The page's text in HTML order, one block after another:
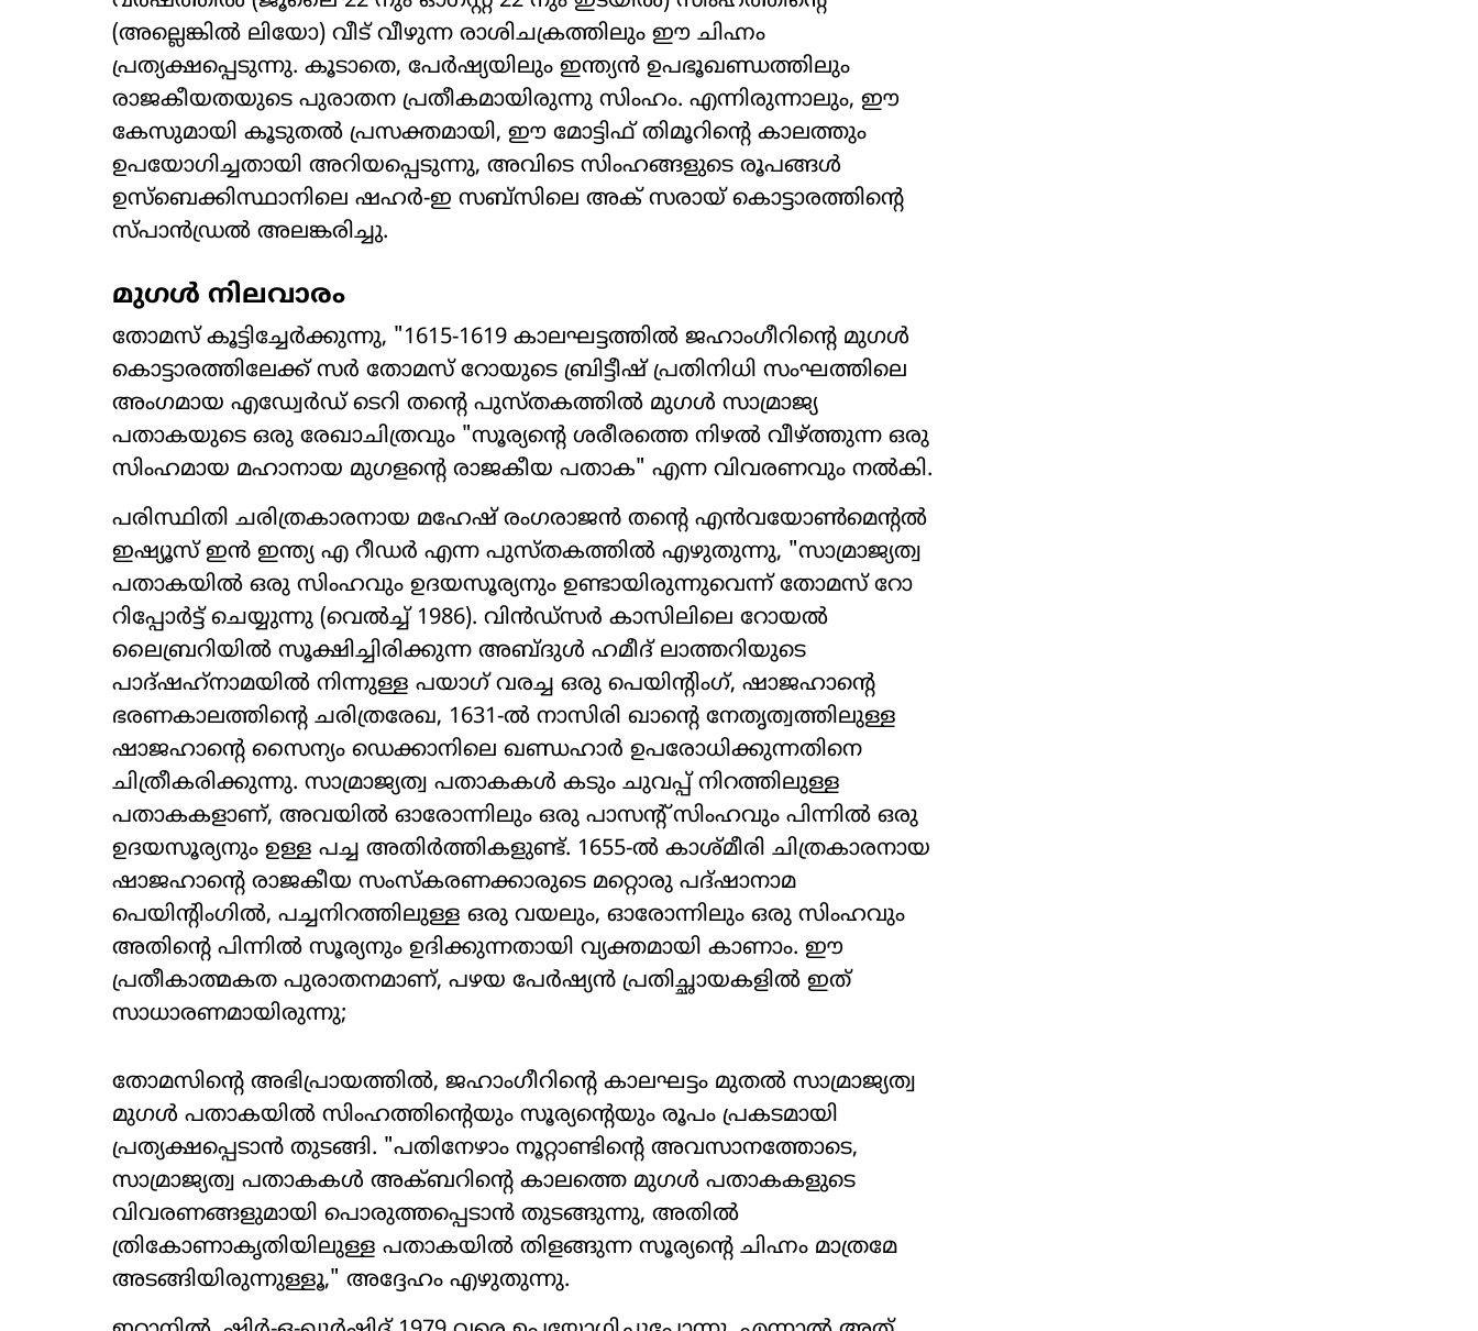
(അല്ലെങ്കിൽ ലിയോ) വീട് വീഴുന്ന രാശിചക്രത്തിലും ഈ ചിഹ്നം
പ്രത്യക്ഷപ്പെടുന്നു. കൂടാതെ, പേർഷ്യയിലും ഇന്ത്യൻ ഉപഭൂഖണ്ഡത്തിലും
രാജകീയതയുടെ പുരാതന പ്രതീകമായിരുന്നു സിംഹം. എന്നിരുന്നാലും, ഈ
കേസുമായി കൂടുതൽ പ്രസക്തമായി, ഈ മോട്ടിഫ് തിമൂറിന്റെ കാലത്തും
ഉപയോഗിച്ചതായി അറിയപ്പെടുന്നു, അവിടെ സിംഹങ്ങളുടെ രൂപങ്ങൾ
ഉസ്ബെക്കിസ്ഥാനിലെ ഷഹർ-ഇ സബ്സിലെ അക് സരായ് കൊട്ടാരത്തിന്റെ
സ്പാൻഡ്രൽ അലങ്കരിച്ചു.
മുഗൾ നിലവാരം
തോമസ് കൂട്ടിച്ചേർക്കുന്നു, "1615-1619 കാലഘട്ടത്തിൽ ജഹാംഗീറിന്റെ മുഗൾ
കൊട്ടാരത്തിലേക്ക് സർ തോമസ് റോയുടെ ബ്രിട്ടീഷ് പ്രതിനിധി സംഘത്തിലെ
അംഗമായ എഡ്വേർഡ് ടെറി തന്റെ പുസ്തകത്തിൽ മുഗൾ സാമ്രാജ്യ
പതാകയുടെ ഒരു രേഖാചിത്രവും "സൂര്യന്റെ ശരീരത്തെ നിഴൽ വീഴ്ത്തുന്ന ഒരു
സിംഹമായ മഹാനായ മുഗളന്റെ രാജകീയ പതാക" എന്ന വിവരണവും നൽകി.
പരിസ്ഥിതി ചരിത്രകാരനായ മഹേഷ് രംഗരാജൻ തന്റെ എൻവയോൺമെന്റൽ
ഇഷ്യൂസ് ഇൻ ഇന്ത്യ എ റീഡർ എന്ന പുസ്തകത്തിൽ എഴുതുന്നു, "സാമ്രാജ്യത്വ
പതാകയിൽ ഒരു സിംഹവും ഉദയസൂര്യനും ഉണ്ടായിരുന്നുവെന്ന് തോമസ് റോ
റിപ്പോർട്ട് ചെയ്യുന്നു (വെൽച്ച് 1986). വിൻഡ്‌സർ കാസിലിലെ റോയൽ
ലൈബ്രറിയിൽ സൂക്ഷിച്ചിരിക്കുന്ന അബ്ദുൾ ഹമീദ് ലാത്തറിയുടെ
പാദ്‌ഷഹ്‌നാമയിൽ നിന്നുള്ള പയാഗ് വരച്ച ഒരു പെയിന്റിംഗ്, ഷാജഹാന്റെ
ഭരണകാലത്തിന്റെ ചരിത്രരേഖ, 1631-ൽ നാസിരി ഖാന്റെ നേതൃത്വത്തിലുള്ള
ഷാജഹാന്റെ സൈന്യം ഡെക്കാനിലെ ഖണ്ഡഹാർ ഉപരോധിക്കുന്നതിനെ
ചിത്രീകരിക്കുന്നു. സാമ്രാജ്യത്വ പതാകകൾ കടും ചുവപ്പ് നിറത്തിലുള്ള
പതാകകളാണ്, അവയിൽ ഓരോന്നിലും ഒരു പാസന്റ് സിംഹവും പിന്നിൽ ഒരു
ഉദയസൂര്യനും ഉള്ള പച്ച അതിർത്തികളുണ്ട്. 1655-ൽ കാശ്മീരി ചിത്രകാരനായ
ഷാജഹാന്റെ രാജകീയ സംസ്കരണക്കാരുടെ മറ്റൊരു പദ്ഷാനാമ
പെയിന്റിംഗിൽ, പച്ചനിറത്തിലുള്ള ഒരു വയലും, ഓരോന്നിലും ഒരു സിംഹവും
അതിന്റെ പിന്നിൽ സൂര്യനും ഉദിക്കുന്നതായി വ്യക്തമായി കാണാം. ഈ
പ്രതീകാത്മകത പുരാതനമാണ്, പഴയ പേർഷ്യൻ പ്രതിച്ഛായകളിൽ ഇത്
സാധാരണമായിരുന്നു;
തോമസിന്റെ അഭിപ്രായത്തിൽ, ജഹാംഗീറിന്റെ കാലഘട്ടം മുതൽ സാമ്രാജ്യത്വ
മുഗൾ പതാകയിൽ സിംഹത്തിന്റെയും സൂര്യന്റെയും രൂപം പ്രകടമായി
പ്രത്യക്ഷപ്പെടാൻ തുടങ്ങി. "പതിനേഴാം നൂറ്റാണ്ടിന്റെ അവസാനത്തോടെ,
സാമ്രാജ്യത്വ പതാകകൾ അക്ബറിന്റെ കാലത്തെ മുഗൾ പതാകകളുടെ
വിവരണങ്ങളുമായി പൊരുത്തപ്പെടാൻ തുടങ്ങുന്നു, അതിൽ
ത്രികോണാകൃതിയിലുള്ള പതാകയിൽ തിളങ്ങുന്ന സൂര്യന്റെ ചിഹ്നം മാത്രമേ
അടങ്ങിയിരുന്നുള്ളൂ," അദ്ദേഹം എഴുതുന്നു.